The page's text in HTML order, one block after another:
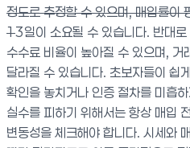
정도로 추정할 수 있으며, 매입률이
13일이 소요될 수 있습니다. 반대
수수료 비율이 높아질 수 있으며, 거
달라질 수 있습니다. 초보자들이 쉽
확인을 놓치거나 인증 절차를 미흡
실수를 피하기 위해서는 항상 매입
변동성을 체크해야 합니다. 시세와